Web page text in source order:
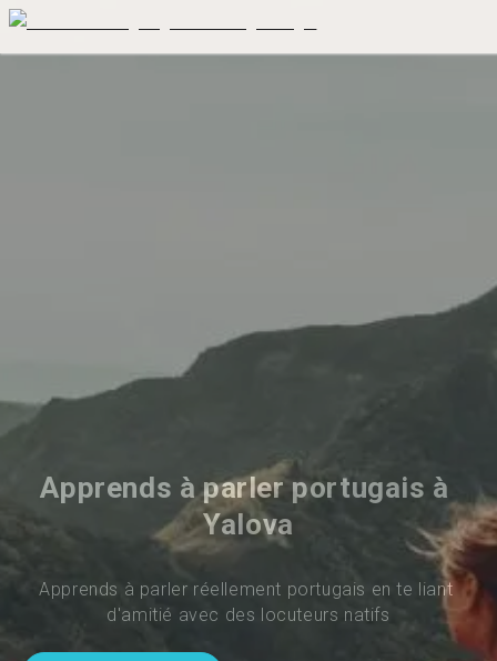
Apprends à parler portugais à
Yalova
Apprends à parler réellement portugais en te liant
d'amitié avec des locuteurs natifs